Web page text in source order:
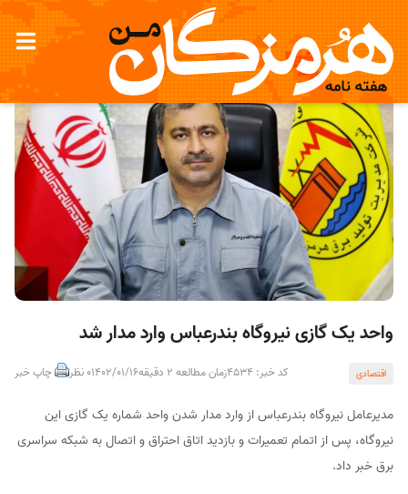
واحد یک گازی نیروگاه بندرعباس وارد مدار شد
اقتصادی کد خبر: 4534 زمان مطالعه 2 دقیقه 1402/01/160 نظر چاپ خبر
مدیرعامل نیروگاه بندرعباس از وارد مدار شدن واحد شماره یک گازی این
نیروگاه، پس از اتمام تعمیرات و بازدید اتاق احتراق و اتصال به شبکه سراسری
برق خبر داد.